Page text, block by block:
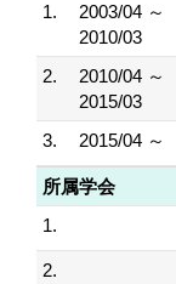
1.
2003/04 ～
2010/03
2.
2010/04 ～
2015/03
3. 2015/04 ～
所属学会
1.
2.